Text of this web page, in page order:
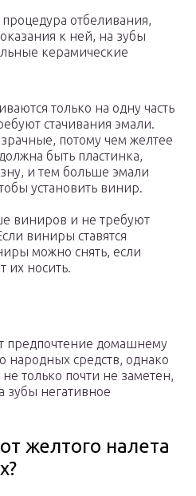
отбеливания,
к ней, на зубы
керамические
только на одну часть
стачивания эмали.
потому чем желтее
быть пластинка,
и тем больше эмали
установить винир.
виниров и не требуют
виниры ставятся
можно снять, если
их носить.
предпочтение домашнему
средств, однако
только почти не заметен,
зубы негативное
желтого налета